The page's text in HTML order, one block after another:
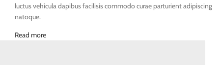
luctus vehicula dapibus facilisis commodo curae parturient adipiscing
natoque.
Read more